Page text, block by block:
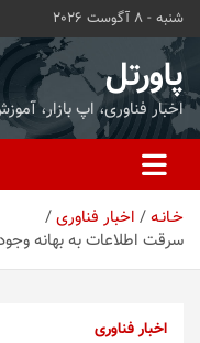
محتوا
بروید
شنبه - 8 آگوست 2026
پاورتل
اخبار فناوری، اپ بازار،
خـانـه
اخبار فناوری
سرقت اطلاعات به بهانه
اخبار فناوری